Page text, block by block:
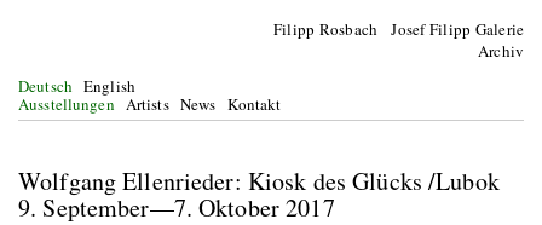
Filipp Rosbach Josef Filipp Galerie
Archiv
Deutsch English
Ausstellungen Artists News Kontakt
Wolfgang Ellenrieder: Kiosk des Glücks /Lubok
9. September—7. Oktober 2017